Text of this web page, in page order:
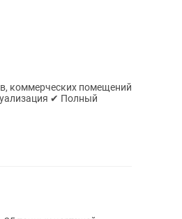
коммерческих помещений